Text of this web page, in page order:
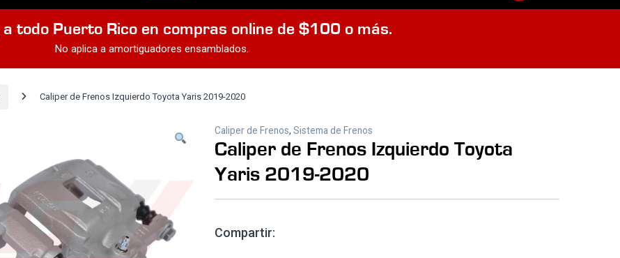
a todo Puerto Rico en compras online de $100 o más.
No aplica a amortiguadores ensamblados.
Caliper de Frenos Izquierdo Toyota Yaris 2019-2020
Caliper de Frenos, Sistema de Frenos
Caliper de Frenos Izquierdo Toyota
Yaris 2019-2020
Compartir: